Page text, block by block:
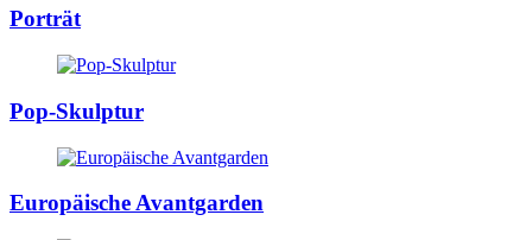
Porträt
Pop-Skulptur
Europäische Avantgarden